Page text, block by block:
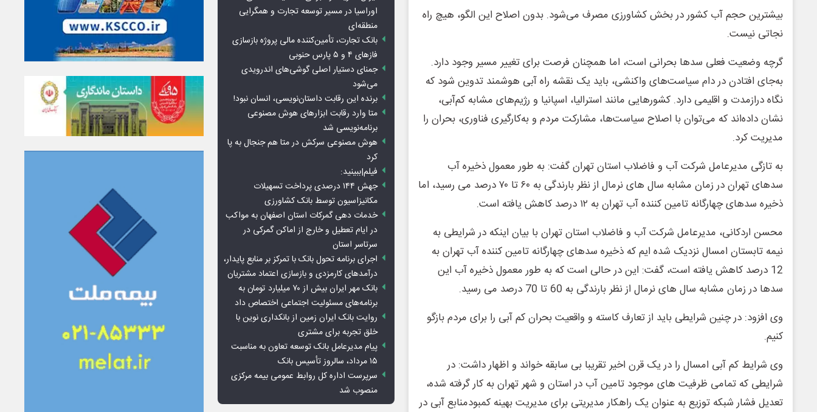
بیشترین حجم آب کشور در بخش کشاورزی مصرف می‌شود. بدون اصلاح این الگو، هیچ راه
نجاتی نیست.
گرچه وضعیت فعلی سدها بحرانی است، اما همچنان فرصت برای تغییر مسیر وجود دارد.
به‌جای افتادن در دام سیاست‌های واکنشی، باید یک نقشه‌ راه آبی هوشمند تدوین شود که
نگاه درازمدت و اقلیمی دارد. کشورهایی مانند استرالیا، اسپانیا و رژیم‌های مشابه کم‌آبی،
نشان داده‌اند که می‌توان با اصلاح سیاست‌ها، مشارکت مردم و به‌کارگیری فناوری، بحران را
مدیریت کرد.
به تازگی مدیرعامل شرکت آب و فاضلاب استان تهران گفت: به طور معمول ذخیره آب
سدهای تهران در زمان مشابه سال های نرمال از نظر بارندگی به ۶۰ تا ۷۰ درصد می رسید، اما
ذخیره سدهای چهارگانه تامین کننده آب تهران به ۱۲ درصد کاهش یافته است.
محسن اردکانی، مدیرعامل شرکت آب و فاضلاب استان تهران با بیان اینکه در شرایطی به
نیمه تابستان امسال نزدیک شده ایم که ذخیره سدهای چهارگانه تامین کننده آب تهران به
12 درصد کاهش یافته است، گفت: این در حالی است که به طور معمول ذخیره آب این
سدها در زمان مشابه سال های نرمال از نظر بارندگی به 60 تا 70 درصد می رسید.
وی افزود: در چنین شرایطی باید از تعارف کاسته و واقعیت بحران کم آبی را برای مردم بازگو
کنیم.
وی شرایط کم آبی امسال را در یک قرن اخیر تقریبا بی سابقه خواند و اظهار داشت: در
شرایطی که تمامی ظرفیت های موجود تامین آب در استان و شهر تهران به کار گرفته شده،
تعدیل فشار شبکه توزیع به عنوان یک راهکار مدیریتی برای مدیریت بهینه کمبود‌منابع آبی در
اوراسیا در مسیر توسعه تجارت و همگرایی
منطقه‌ای
بانک تجارت، تأمین‌کننده مالی پروژه بازسازی
فازهای ۴ و ۵ پارس حنوبی
جمنای دستیار اصلی گوشی‌های اندرویدی
می‌شود
برنده این رقابت داستان‌نویسی، انسان نبود!
متا وارد رقابت ابزارهای هوش مصنوعی
برنامه‌نویسی شد
هوش مصنوعی سرکش در متا هم جنجال به پا
کرد
فیلم|ببینید:
جهش ۱۴۴ درصدی پرداخت تسهیلات
مکانیزاسیون توسط بانک کشاورزی
خدمات دهی گمرکات استان اصفهان به مواکب
در ایام تعطیل و خارج از اماکن گمرکی در
سرتاسر استان
اجرای برنامه تحول بانک با تمرکز بر منابع پایدار،
درآمدهای کارمزدی و بازسازی اعتماد مشتریان
بانک مهر ایران بیش از ۷۰ میلیارد تومان به
برنامه‌های مسئولیت اجتماعی اختصاص داد
روایت بانک ایران زمین از بانکداری نوین با
خلق تجربه برای مشتری
پیام مدیرعامل بانک توسعه تعاون به مناسبت
۱۵ مرداد، سالروز تأسیس بانک
سرپرست اداره کل روابط عمومی بیمه مرکزی
منصوب شد